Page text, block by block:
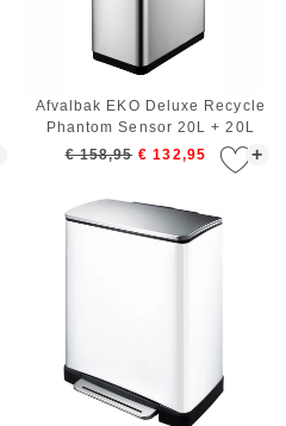
+
Afvalbak EKO Deluxe Recycle
Phantom Sensor 20L + 20L
Zilver
€ 158,95 € 132,95